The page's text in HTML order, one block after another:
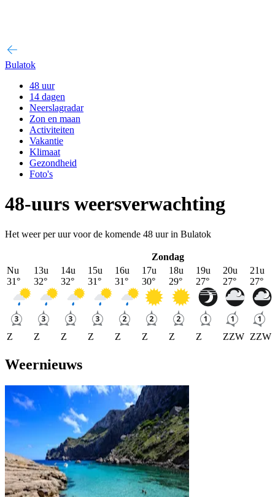
Bulatok
48 uur
14 dagen
Neerslagradar
Zon en maan
Activiteiten
Vakantie
Klimaat
Gezondheid
Foto's
48-uurs weersverwachting
Het weer per uur voor de komende 48 uur in Bulatok
Zondag
Nu
31°
Z
13u
32°
Z
14u
32°
Z
15u
31°
Z
16u
31°
Z
17u
30°
Z
18u
29°
Z
19u
27°
Z
20u
27°
ZZW
21u
27°
ZZW
Weernieuws